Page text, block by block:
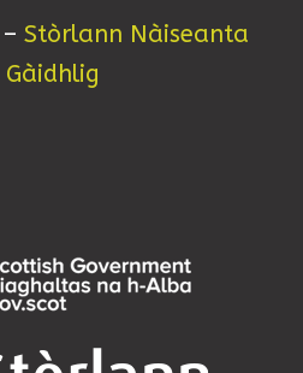
Stòrlann Nàiseanta
Gàidhlig